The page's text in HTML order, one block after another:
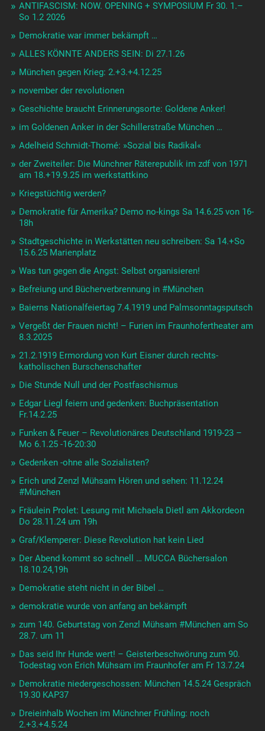
ANTIFASCISM: NOW. OPENING + SYMPOSIUM Fr 30. 1.–
So 1.2 2026
Demokratie war immer bekämpft …
ALLES KÖNNTE ANDERS SEIN: Di 27.1.26
München gegen Krieg: 2.+3.+4.12.25
november der revolutionen
Geschichte braucht Erinnerungsorte: Goldene Anker!
im Goldenen Anker in der Schillerstraße München …
Adelheid Schmidt-Thomé: »Sozial bis Radikal«
der Zweiteiler: Die Münchner Räterepublik im zdf von 1971
am 18.+19.9.25 im werkstattkino
Kriegstüchtig werden?
Demokratie für Amerika? Demo no-kings Sa 14.6.25 von 16-
18h
Stadtgeschichte in Werkstätten neu schreiben: Sa 14.+So
15.6.25 Marienplatz
Was tun gegen die Angst: Selbst organisieren!
Befreiung und Bücherverbrennung in #München
Baierns Nationalfeiertag 7.4.1919 und Palmsonntagsputsch
Vergeßt der Frauen nicht! – Furien im Fraunhofertheater am
8.3.2025
21.2.1919 Ermordung von Kurt Eisner durch rechts-
katholischen Burschenschafter
Die Stunde Null und der Postfaschismus
Edgar Liegl feiern und gedenken: Buchpräsentation
Fr.14.2.25
Funken & Feuer – Revolutionäres Deutschland 1919-23 –
Mo 6.1.25 -16-20:30
Gedenken -ohne alle Sozialisten?
Erich und Zenzl Mühsam Hören und sehen: 11.12.24
#München
Fräulein Prolet: Lesung mit Michaela Dietl am Akkordeon
Do 28.11.24 um 19h
Graf/Klemperer: Diese Revolution hat kein Lied
Der Abend kommt so schnell … MUCCA Büchersalon
18.10.24,19h
Demokratie steht nicht in der Bibel …
demokratie wurde von anfang an bekämpft
zum 140. Geburtstag von Zenzl Mühsam #München am So
28.7. um 11
Das seid Ihr Hunde wert! – Geisterbeschwörung zum 90.
Todestag von Erich Mühsam im Fraunhofer am Fr 13.7.24
Demokratie niedergeschossen: München 14.5.24 Gespräch
19.30 KAP37
Dreieinhalb Wochen im Münchner Frühling: noch
2.+3.+4.5.24